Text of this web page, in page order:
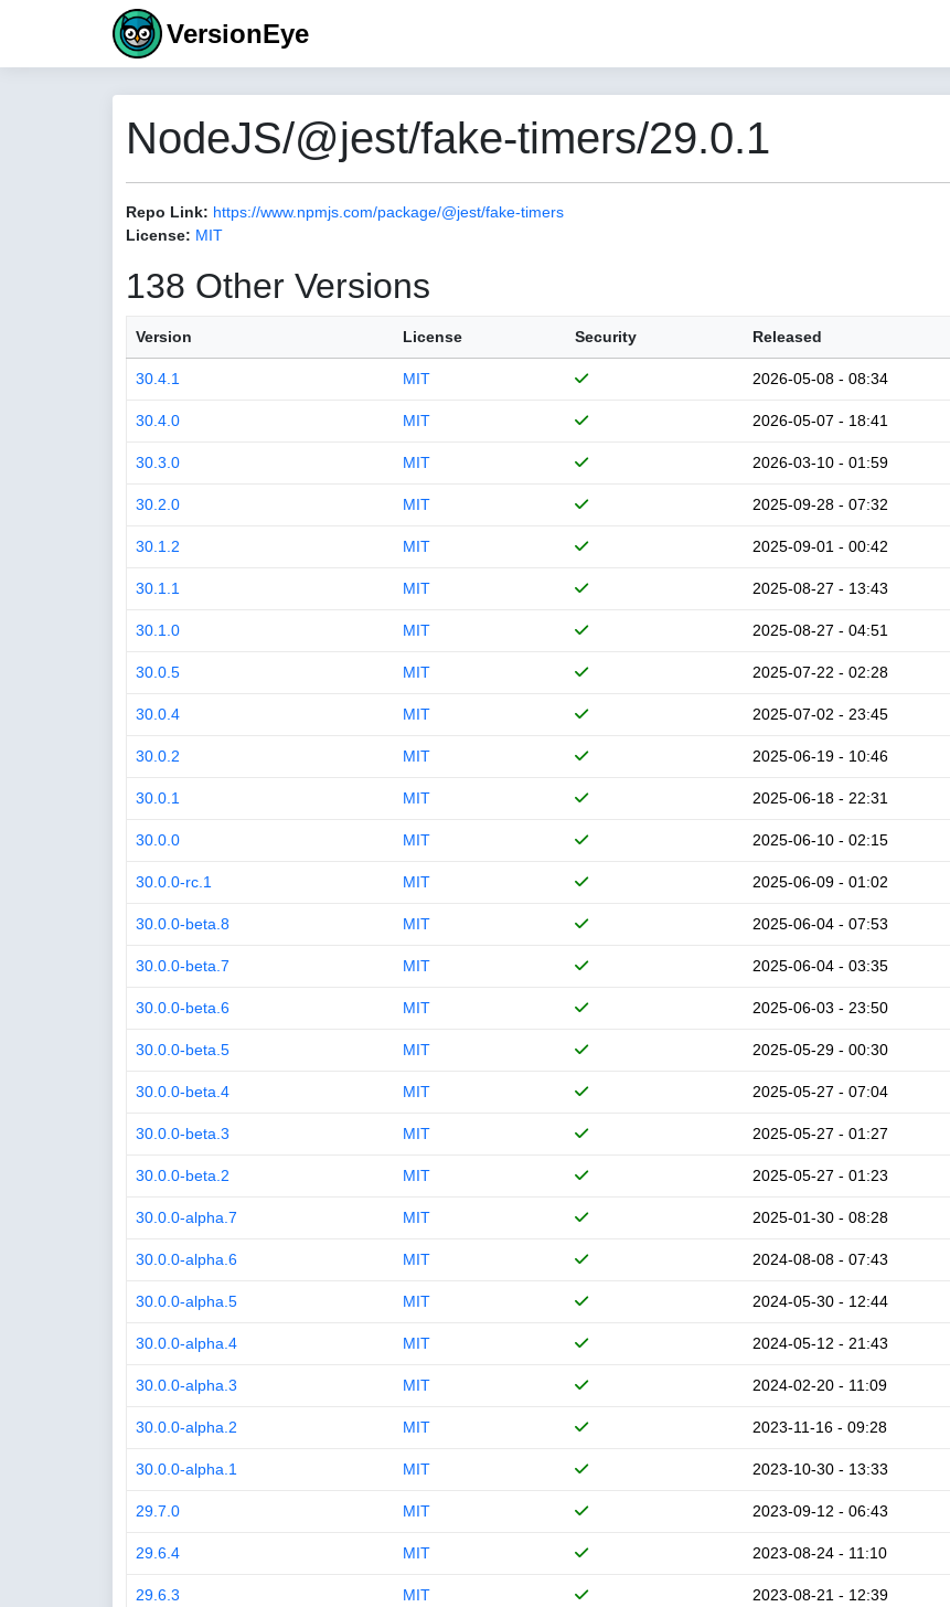
VersionEye
NodeJS/@jest/fake-timers/29.0.1
Repo Link: https://www.npmjs.com/package/@jest/fake-timers
License: MIT
138 Other Versions
Version License Security Released
30.4.1 MIT 2026-05-08 - 08:34
30.4.0 MIT 2026-05-07 - 18:41
30.3.0 MIT 2026-03-10 - 01:59
30.2.0 MIT 2025-09-28 - 07:32
30.1.2 MIT 2025-09-01 - 00:42
30.1.1 MIT 2025-08-27 - 13:43
30.1.0 MIT 2025-08-27 - 04:51
30.0.5 MIT 2025-07-22 - 02:28
30.0.4 MIT 2025-07-02 - 23:45
30.0.2 MIT 2025-06-19 - 10:46
30.0.1 MIT 2025-06-18 - 22:31
30.0.0 MIT 2025-06-10 - 02:15
30.0.0-rc.1 MIT 2025-06-09 - 01:02
30.0.0-beta.8 MIT 2025-06-04 - 07:53
30.0.0-beta.7 MIT 2025-06-04 - 03:35
30.0.0-beta.6 MIT 2025-06-03 - 23:50
30.0.0-beta.5 MIT 2025-05-29 - 00:30
30.0.0-beta.4 MIT 2025-05-27 - 07:04
30.0.0-beta.3 MIT 2025-05-27 - 01:27
30.0.0-beta.2 MIT 2025-05-27 - 01:23
30.0.0-alpha.7 MIT 2025-01-30 - 08:28
30.0.0-alpha.6 MIT 2024-08-08 - 07:43
30.0.0-alpha.5 MIT 2024-05-30 - 12:44
30.0.0-alpha.4 MIT 2024-05-12 - 21:43
30.0.0-alpha.3 MIT 2024-02-20 - 11:09
30.0.0-alpha.2 MIT 2023-11-16 - 09:28
30.0.0-alpha.1 MIT 2023-10-30 - 13:33
29.7.0 MIT 2023-09-12 - 06:43
29.6.4 MIT 2023-08-24 - 11:10
29.6.3 MIT 2023-08-21 - 12:39